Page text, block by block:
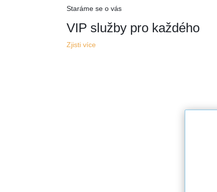
Staráme se o vás
VIP služby pro každého
Zjisti více